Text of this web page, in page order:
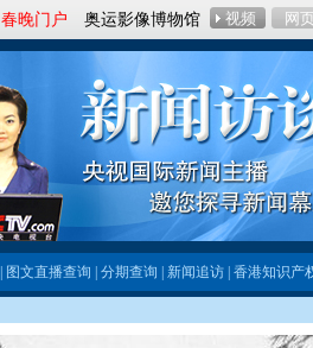
春晚门户 奥运影像博物馆
图文直播查询 分期查询 新闻追访 香港知识产